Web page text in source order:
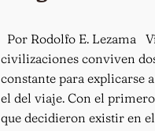
Por Rodolfo E. Lezama
civilizaciones conviven
constante para explicarse
el del viaje. Con el
que decidieron existir en